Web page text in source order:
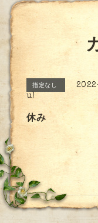
指定なし
u)
休み